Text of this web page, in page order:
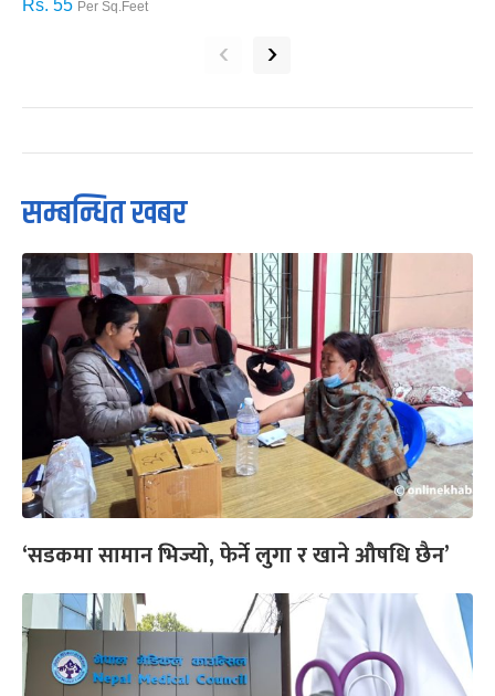
Rs. 55 Per Sq.Feet
‹ ›
सम्बन्धित खबर
‘सडकमा सामान भिज्यो, फेर्ने लुगा र खाने औषधि छैन’